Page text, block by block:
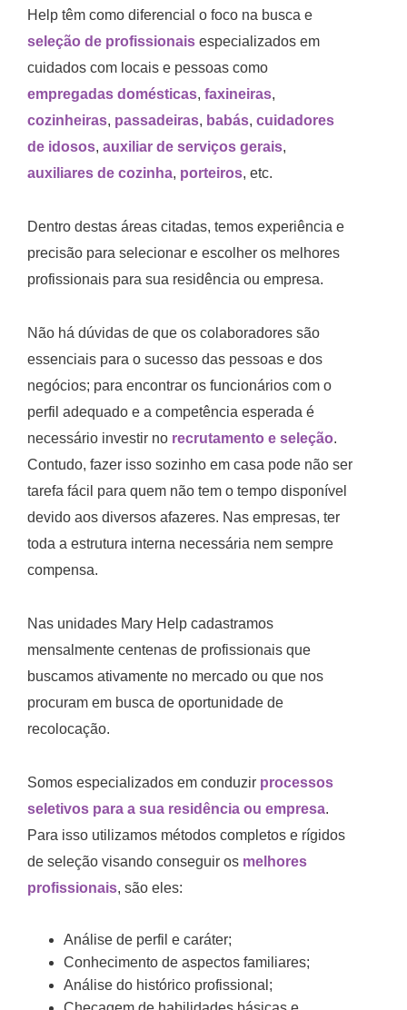
Help têm como diferencial o foco na busca e
seleção de profissionais especializados em
cuidados com locais e pessoas como
empregadas domésticas, faxineiras,
cozinheiras, passadeiras, babás, cuidadores
de idosos, auxiliar de serviços gerais,
auxiliares de cozinha, porteiros, etc.
Dentro destas áreas citadas, temos experiência e
precisão para selecionar e escolher os melhores
profissionais para sua residência ou empresa.
Não há dúvidas de que os colaboradores são
essenciais para o sucesso das pessoas e dos
negócios; para encontrar os funcionários com o
perfil adequado e a competência esperada é
necessário investir no recrutamento e seleção.
Contudo, fazer isso sozinho em casa pode não ser
tarefa fácil para quem não tem o tempo disponível
devido aos diversos afazeres. Nas empresas, ter
toda a estrutura interna necessária nem sempre
compensa.
Nas unidades Mary Help cadastramos
mensalmente centenas de profissionais que
buscamos ativamente no mercado ou que nos
procuram em busca de oportunidade de
recolocação.
Somos especializados em conduzir processos
seletivos para a sua residência ou empresa.
Para isso utilizamos métodos completos e rígidos
de seleção visando conseguir os melhores
profissionais, são eles:
Análise de perfil e caráter;
Conhecimento de aspectos familiares;
Análise do histórico profissional;